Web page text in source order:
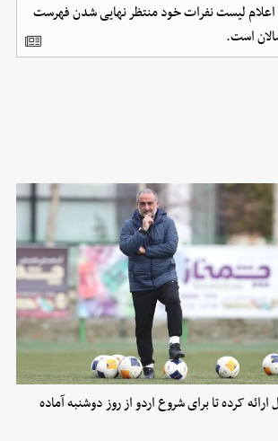
اعلام لیست نفرات خود منتظر نهایی شدن فهرست
است.
ارائه کرده تا برای شروع اردو از روز دوشنبه آماده